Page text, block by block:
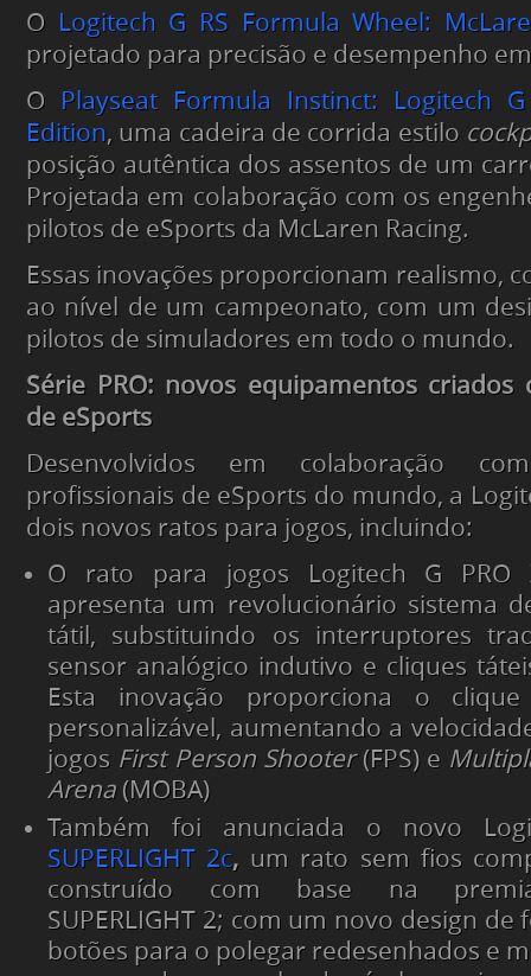
O Logitech G RS Formula Wheel:
projetado para precisão e desempenho
O Playseat Formula Instinct: Logitech
Edition, uma cadeira de corrida estilo
posição autêntica dos assentos de um
Projetada em colaboração com os
pilotos de eSports da McLaren Racing.
Essas inovações proporcionam realismo,
ao nível de um campeonato, com um
pilotos de simuladores em todo o mundo.
Série PRO: novos equipamentos criados
de eSports
Desenvolvidos em colaboração
profissionais de eSports do mundo, a
dois novos ratos para jogos, incluindo:
O rato para jogos Logitech G PRO
apresenta um revolucionário sistema
tátil, substituindo os interruptores
sensor analógico indutivo e cliques
Esta inovação proporciona o
personalizável, aumentando a
jogos First Person Shooter(FPS) e
Arena(MOBA)
Também foi anunciada o novo
SUPERLIGHT 2c, um rato sem fios
construído com base na
SUPERLIGHT 2; com um novo design
botões para o polegar redesenhados e